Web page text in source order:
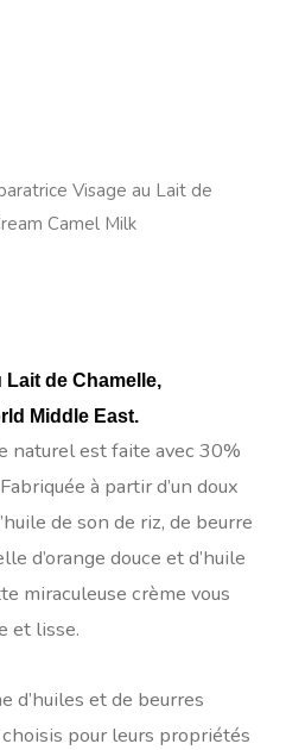
Visage au Lait de
Camel Milk
de Chamelle,
Middle East.
naturel est faite avec 30%
à partir d’un doux
de son de riz, de beurre
d’orange douce et d’huile
miraculeuse crème vous
et lisse.
d’huiles et de beurres
pour leurs propriétés